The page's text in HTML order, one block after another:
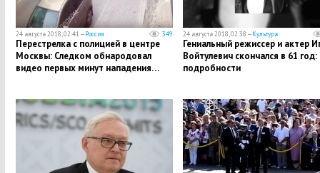
24 августа 2018, 02:41 —Россия 349
Перестрелка с полицией в центре
Москвы: Следком обнародовал
видео первых минут нападения…
24 августа 2018, 02:38 —Культура
Гениальный режиссер и актер
Войтулевич скончался в 61 год:
подробности